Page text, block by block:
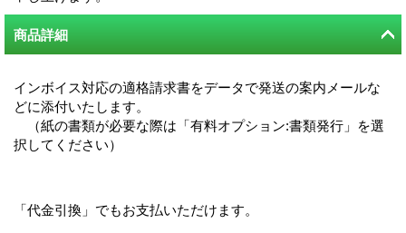
商品詳細
インボイス対応の適格請求書をデータで発送の案内メールな
どに添付いたします。
（紙の書類が必要な際は「有料オプション:書類発行」を選
択してください）
「代金引換」でもお支払いただけます。